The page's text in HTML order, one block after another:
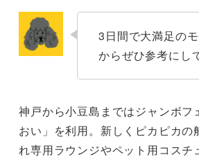
3日間で大満足の
からぜひ参考にし
神戸から小豆島まではジャンボフ
おい」を利用。新しくピカピカの
れ専用ラウンジやペット用コスチ